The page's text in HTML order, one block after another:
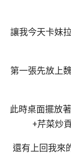
讓我今天卡妹
第一張先放上
此時桌面擺放
+芹菜炒
還有上回我來